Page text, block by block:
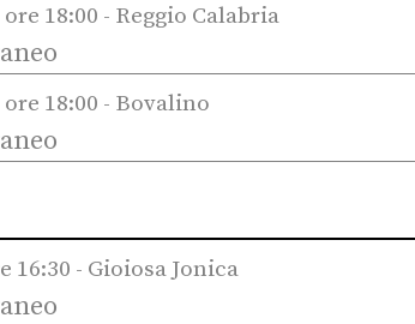
18:00 - Reggio Calabria
18:00 - Bovalino
16:30 - Gioiosa Jonica